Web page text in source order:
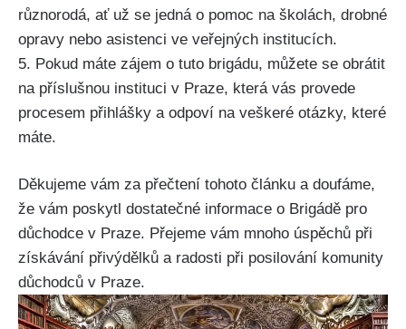
různorodá, ať už se jedná o pomoc na školách, drobné
opravy nebo asistenci ve veřejných institucích.
5. Pokud máte zájem o tuto brigádu, můžete se obrátit
na příslušnou instituci v Praze, která vás provede
procesem přihlášky a odpoví na veškeré otázky, které
máte.
Děkujeme vám za přečtení tohoto článku a doufáme,
že vám poskytl dostatečné informace o Brigádě pro
důchodce v Praze. Přejeme vám mnoho úspěchů při
získávání přivýdělků a radosti při posilování komunity
důchodců v Praze.